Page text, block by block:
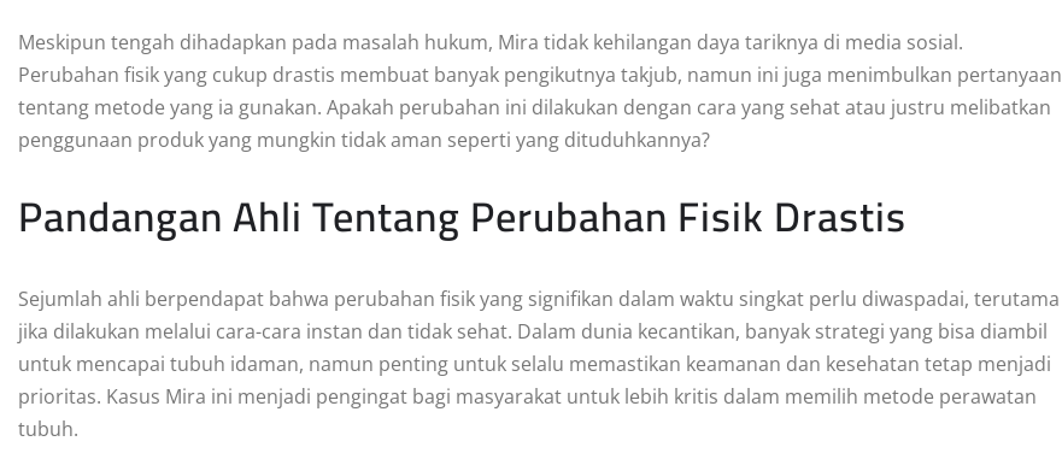
Meskipun tengah dihadapkan pada masalah hukum, Mira tidak kehilangan daya tariknya di media sosial.
Perubahan fisik yang cukup drastis membuat banyak pengikutnya takjub, namun ini juga menimbulkan pertanyaan
tentang metode yang ia gunakan. Apakah perubahan ini dilakukan dengan cara yang sehat atau justru melibatkan
penggunaan produk yang mungkin tidak aman seperti yang dituduhkannya?
Pandangan Ahli Tentang Perubahan Fisik Drastis
Sejumlah ahli berpendapat bahwa perubahan fisik yang signifikan dalam waktu singkat perlu diwaspadai, terutama
jika dilakukan melalui cara-cara instan dan tidak sehat. Dalam dunia kecantikan, banyak strategi yang bisa diambil
untuk mencapai tubuh idaman, namun penting untuk selalu memastikan keamanan dan kesehatan tetap menjadi
prioritas. Kasus Mira ini menjadi pengingat bagi masyarakat untuk lebih kritis dalam memilih metode perawatan
tubuh.